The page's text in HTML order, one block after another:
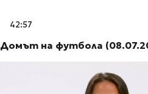
42:57
Домът на футбола